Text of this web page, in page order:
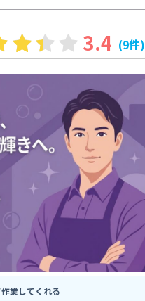
3.4 (9件)
業してくれる